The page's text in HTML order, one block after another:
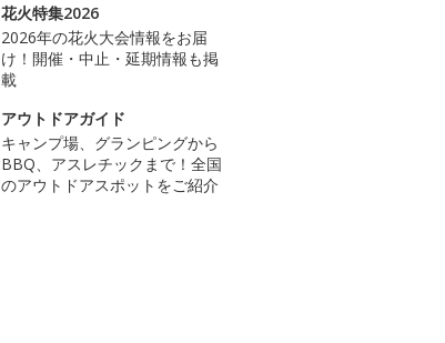
花火特集2026
2026年の花火大会情報をお届
け！開催・中止・延期情報も掲
載
アウトドアガイド
キャンプ場、グランピングから
BBQ、アスレチックまで！全国
のアウトドアスポットをご紹介